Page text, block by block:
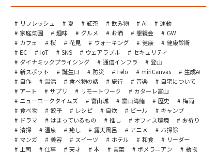
リフレッシュ 夏 紅茶 飲み物 AI
運動
家庭菜園
趣味 グルメ お酒 懇親会
GW
カフェ
桜 花見 ウォーキング 健康
健康診断
EC
IoT SNS ウェアラブル
セキュリティ
ダイナミックプライシング
通信インフラ
登山
新スポット
誕生日 防災 Felo miriCanvas
生成AI
自作
温活 食べ物の話 旅行 音楽
自宅について
アート
サプリ リモートワーク
カターレ富山
ニューヨークタイムズ
富山城 富山湾鮨 歴史
梅雨
食べ物
餃子 レシピ 自炊 ビール
キャンプ
ドラマ
はまっているもの 推し オフィス環境
お祈り
清掃
温泉 癒し 露天風呂 アニメ
お掃除
マンガ
美容 スイーツ ホテル 和食
リーダー
上司
仕事 天才 本 言葉 ポメラニアン
動物